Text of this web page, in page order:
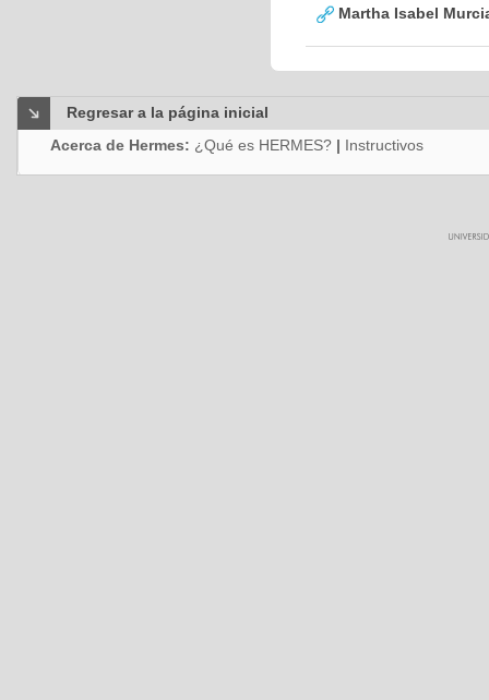
Martha Isabel
Regresar a la página inicial
Acerca de Hermes: ¿Qué es HERMES? | Instructivos